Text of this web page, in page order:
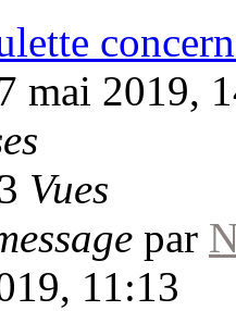
mai 2019,
Vues
par
11:13